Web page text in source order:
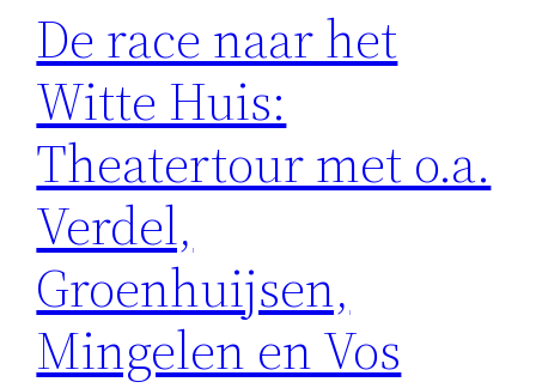
De race naar het
Witte Huis:
Theatertour met o.a.
Verdel,
Groenhuijsen,
Mingelen en Vos